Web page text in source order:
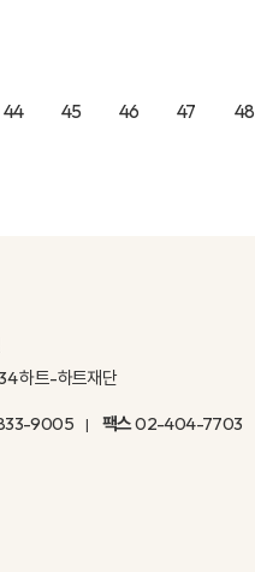
44 45 46 47 48
하트-하트재단
9005 팩스02-404-7703